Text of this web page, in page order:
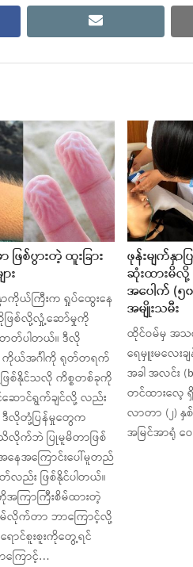
email
ြစ်ပွားတဲ့ ထူးခြား
း
ာကိုယ်ကြီးက ရှုပ်ထွေးနေ
ဖြစ်လို့လှုံ့ဆော်မှုကို
န်တတ်ပါတယ်။ ဒီလို
ကိုယ်အင်္ဂါကို ရုတ်တရက်
ြစ်နိုင်သလို ကိစ္စတစ်ခုကို
ဆောင်ရွက်ချင်လို့ လည်း
ဒီလိုတုံ့ပြန်မှုတွေက
လိုက်ဘဲ ပြုမူမိတာဖြစ်
ေအကြောင်းပေါ်မူတည်
လည်း ဖြစ်နိုင်ပါတယ်။
ကြာကြီးစိမ်ထားတဲ့
မ်လိုက်တာ ဘာကြောင့်လို့
ောင်စူးစူးကိုတွေ့ရင်
ြောင့်…
ဖုန်းမျက်နှ
ဆုံးထားမိလို့
အပေါက် (၅
အမျိုးသမီး
ထိုင်ဝမ်မှ အသ
ရေမှူးမလေးခ
အခါ အလင်း
တင်ထားလေ့
လာတာ (၂) နှ
အမြင်အာရုံ ဝေ